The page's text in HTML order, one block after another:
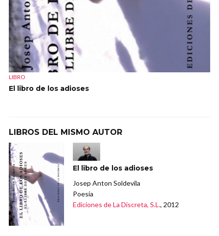
LIBRO
El libro de los adioses
LIBROS DEL MISMO AUTOR
El libro de los adioses
Josep Anton Soldevila
Poesía
Ediciones de La Discreta, S.L., 2012